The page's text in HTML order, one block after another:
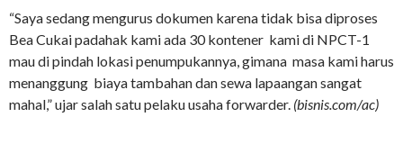
“Saya sedang mengurus dokumen karena tidak bisa diproses
Bea Cukai padahak kami ada 30 kontener kami di NPCT-1
mau di pindah lokasi penumpukannya, gimana masa kami harus
menanggung biaya tambahan dan sewa lapaangan sangat
mahal,” ujar salah satu pelaku usaha forwarder. (bisnis.com/ac)